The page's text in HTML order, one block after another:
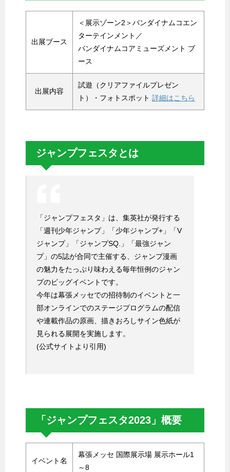
出展ブース
＜展示ゾーン2＞バンダイナムコエン
ターテインメント／
バンダイナムコアミューズメント ブ
ース
出展内容
試遊（クリアファイルプレゼン
ト）・フォトスポット 詳細はこちら
ジャンプフェスタとは
「ジャンプフェスタ」は、集英社が発行する
「週刊少年ジャンプ」「少年ジャンプ+」「V
ジャンプ」「ジャンプSQ.」「最強ジャン
プ」の5誌が合同で主催する、ジャンプ漫画
の魅力をたっぷり味わえる毎年恒例のジャン
プのビッグイベントです。
今年は幕張メッセでの招待制のイベントと一
部オンラインでのステージプログラムの配信
や連載作品の原画、描きおろしサイン色紙が
見られる展開を実施します。
(公式サイトより引用)
「ジャンプフェスタ2023」概要
イベント名
幕張メッセ 国際展示場 展示ホール1
～8